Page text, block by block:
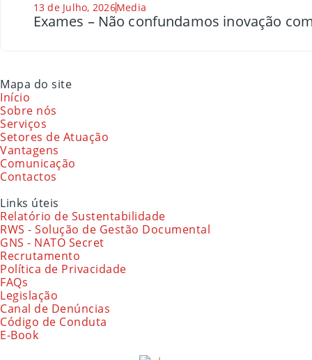
13 de Julho, 2026Media
Exames – Não confundamos inovação
Mapa do site
Início
Sobre nós
Serviços
Setores de Atuação
Vantagens
Comunicação
Contactos
Links úteis
Relatório de Sustentabilidade
RWS - Solução de Gestão Documental
GNS - NATO Secret
Recrutamento
Política de Privacidade
FAQs
Legislação
Canal de Denúncias
Código de Conduta
E-Book